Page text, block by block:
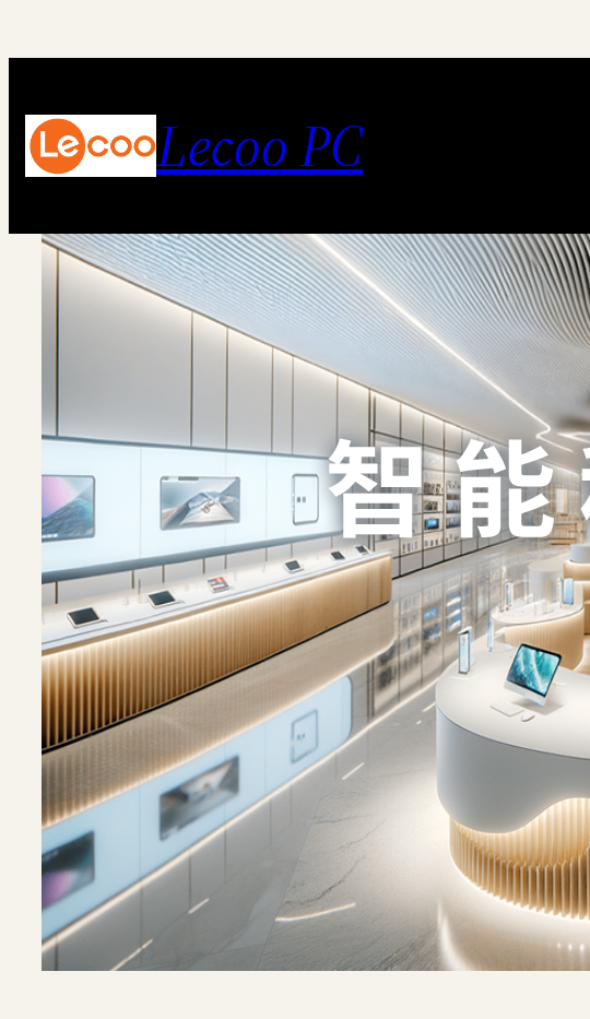
至
容
Lecoo PC